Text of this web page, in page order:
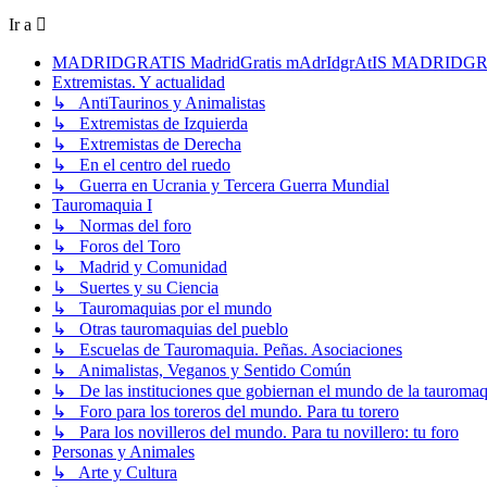
Ir a
MADRIDGRATIS MadridGratis mAdrIdgrAtIS
Extremistas. Y actualidad
↳ AntiTaurinos y Animalistas
↳ Extremistas de Izquierda
↳ Extremistas de Derecha
↳ En el centro del ruedo
↳ Guerra en Ucrania y Tercera Guerra Mundial
Tauromaquia I
↳ Normas del foro
↳ Foros del Toro
↳ Madrid y Comunidad
↳ Suertes y su Ciencia
↳ Tauromaquias por el mundo
↳ Otras tauromaquias del pueblo
↳ Escuelas de Tauromaquia. Peñas. Asociaciones
↳ Animalistas, Veganos y Sentido Común
↳ De las instituciones que gobiernan el mundo de la
↳ Foro para los toreros del mundo. Para tu torero
↳ Para los novilleros del mundo. Para tu novillero: tu foro
Personas y Animales
↳ Arte y Cultura